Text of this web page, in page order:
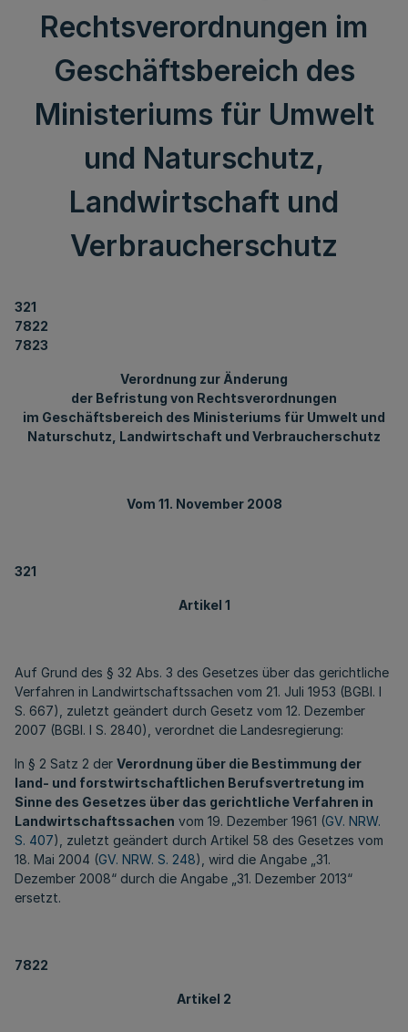
Rechtsverordnungen im
Geschäftsbereich des
Ministeriums für Umwelt
und Naturschutz,
Landwirtschaft und
Verbraucherschutz
321
7822
7823
Verordnung zur Änderung
der Befristung von Rechtsverordnungen
im Geschäftsbereich des Ministeriums für Umwelt und
Naturschutz, Landwirtschaft und Verbraucherschutz
Vom 11. November 2008
321
Artikel 1
Auf Grund des § 32 Abs. 3 des Gesetzes über das gerichtliche
Verfahren in Landwirtschaftssachen vom 21. Juli 1953 (BGBl. I
S. 667), zuletzt geändert durch Gesetz vom 12. Dezember
2007 (BGBl. I S. 2840), verordnet die Landesregierung:
In § 2 Satz 2 der Verordnung über die Bestimmung der
land- und forstwirtschaftlichen Berufsvertretung im
Sinne des Gesetzes über das gerichtliche Verfahren in
Landwirtschaftssachen vom 19. Dezember 1961 (GV. NRW.
S. 407), zuletzt geändert durch Artikel 58 des Gesetzes vom
18. Mai 2004 (GV. NRW. S. 248), wird die Angabe „31.
Dezember 2008“ durch die Angabe „31. Dezember 2013“
ersetzt.
7822
Artikel 2